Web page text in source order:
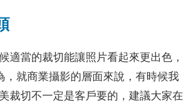
適當的裁切能讓照片看起來更出色，
，就商業攝影的層面來說，有時候我
裁切不一定是客戶要的，建議大家在